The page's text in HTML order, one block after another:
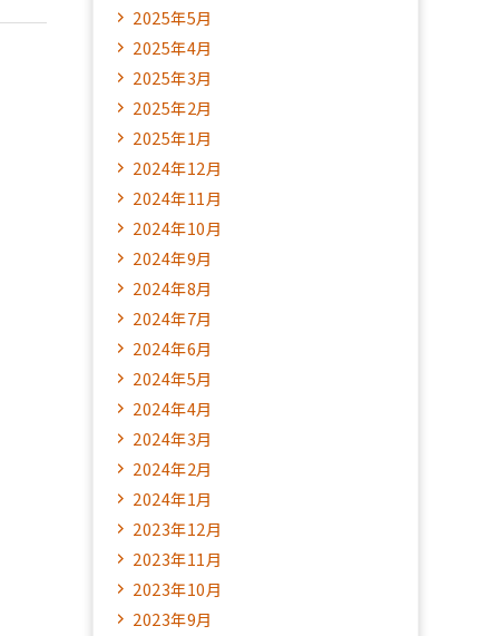
2025年5月
2025年4月
2025年3月
2025年2月
2025年1月
2024年12月
2024年11月
2024年10月
2024年9月
2024年8月
2024年7月
2024年6月
2024年5月
2024年4月
2024年3月
2024年2月
2024年1月
2023年12月
2023年11月
2023年10月
2023年9月